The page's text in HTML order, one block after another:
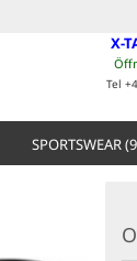
X-
Tel
SPORTSWEAR